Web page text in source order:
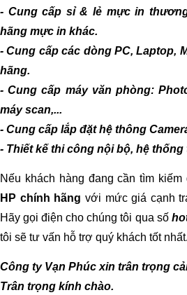
- Cung cấp sỉ & lẻ mực in
hãng mực in khác.
- Cung cấp các dòng PC, Laptop,
hãng.
- Cung cấp máy văn phòng:
máy scan,...
- Cung cấp lắp đặt hệ thông
- Thiết kế thi công nội bộ, hệ thống
Nếu khách hàng đang cần tìm kiếm
HP chính hãng với mức giá cạnh
Hãy gọi điện cho chúng tôi qua số
tôi sẽ tư vấn hỗ trợ quý khách tốt nhất.
Công ty Vạn Phúc xin trân trọng
Trân trọng kính chào.